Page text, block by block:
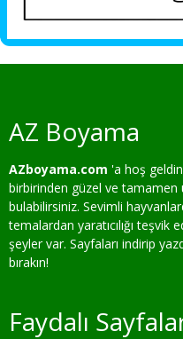
AZ Boyama
AZboyama.com 'a hoş
birbirinden güzel ve tamamen
bulabilirsiniz. Sevimli
temalardan yaratıcılığı
şeyler var. Sayfaları indirip
bırakın!
Faydalı